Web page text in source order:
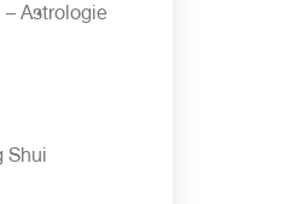
Astrologie
Shui